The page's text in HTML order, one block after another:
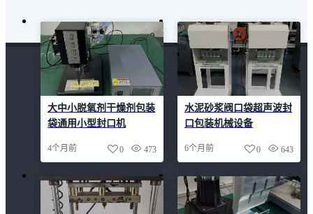
大中小脱氧剂干燥剂包装
袋通用小型封口机
4个月前 473
0
水泥砂浆阀口袋超声波封
口包装机械设备
6个月前 643
0